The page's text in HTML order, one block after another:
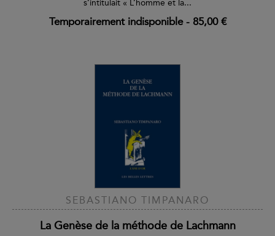
s’intitulait « L’homme et la...
Temporairement indisponible- 85,00 €
SEBASTIANO TIMPANARO
La Genèse de la méthode de Lachmann